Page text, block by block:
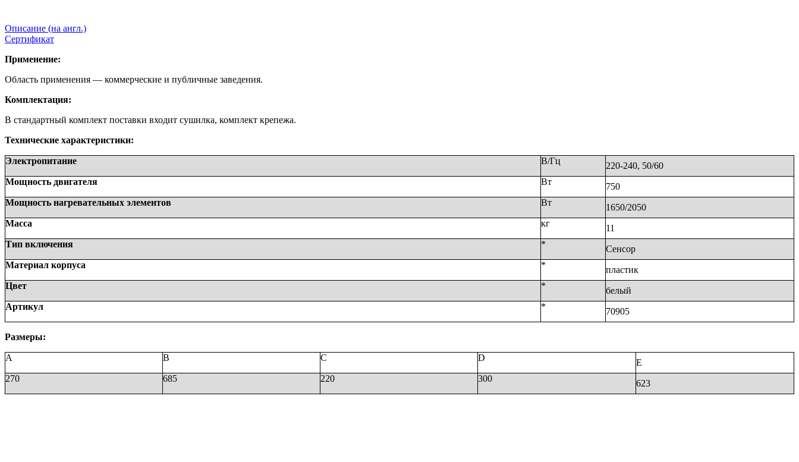
Описание (на англ.)
Сертификат
Применение:
Область применения — коммерческие и публичные заведения.
Комплектация:
В стандартный комплект поставки входит сушилка, комплект крепежа.
Технические характеристики:
Электропитание В/Гц
220-240, 50/60
Мощность двигателя
Вт
750
Мощность нагревательных элементов
Вт
1650/2050
Масса
кг
11
Тип включения
*
Сенсор
Материал корпуса
*
пластик
Цвет
*
белый
Артикул
* 70905
Размеры:
A B C D
E
270
685 220 300 623